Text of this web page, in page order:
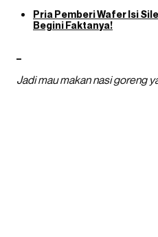
Pria Pemberi Wafer Isi
Begini Faktanya!
–
Jadi mau makan nasi goreng